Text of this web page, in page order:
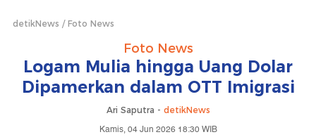
detikNews Foto News
Foto News
Logam Mulia hingga Uang Dolar
Dipamerkan dalam OTT Imigrasi
Ari Saputra - detikNews
Kamis, 04 Jun 2026 18:30 WIB